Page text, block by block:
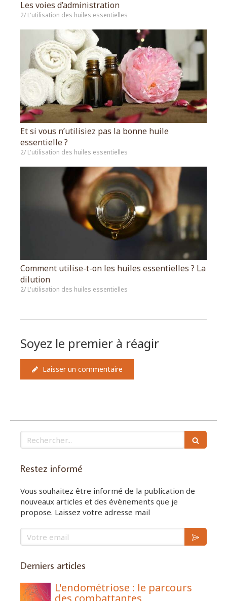
Les voies d’administration
2/ L'utilisation des huiles essentielles
Et si vous n’utilisiez pas la bonne huile
essentielle ?
2/ L'utilisation des huiles essentielles
Comment utilise-t-on les huiles essentielles ? La
dilution
2/ L'utilisation des huiles essentielles
Soyez le premier à réagir
Laisser un commentaire
Rechercher
Restez informé
Vous souhaitez être informé de la publication de
nouveaux articles et des évènements que je
propose. Laissez votre adresse mail
Votre email
Derniers articles
L'endométriose : le parcours
des combattantes